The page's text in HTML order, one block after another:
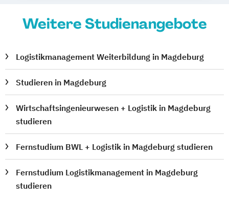
Weitere Studienangebote
Logistikmanagement Weiterbildung in Magdeburg
Studieren in Magdeburg
Wirtschaftsingenieurwesen + Logistik in Magdeburg
studieren
Fernstudium BWL + Logistik in Magdeburg studieren
Fernstudium Logistikmanagement in Magdeburg
studieren